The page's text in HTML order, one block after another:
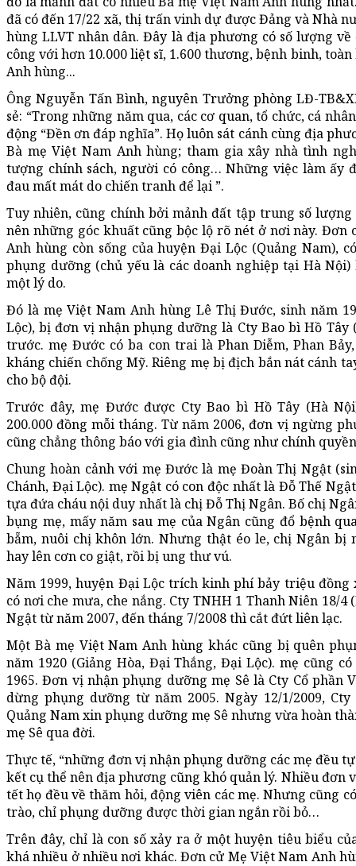
đã có đến 17/22 xã, thị trấn vinh dự được Đảng và Nhà
hùng LLVT nhân dân. Đây là địa phương có số lượng
công với hơn 10.000 liệt sĩ, 1.600 thương, bệnh binh,
Anh hùng...
Ông Nguyễn Tấn Bình, nguyên Trưởng phòng LĐ-
sẻ: “Trong những năm qua, các cơ quan, tổ chức, cá
động “Đền ơn đáp nghĩa”. Họ luôn sát cánh cùng địa
Bà mẹ Việt Nam Anh hùng; tham gia xây nhà tình
tượng chính sách, người có công… Những việc làm ấy
đau mất mát do chiến tranh để lại ”.
Tuy nhiên, cũng chính bởi mảnh đất tập trung số
nên những góc khuất cũng bộc lộ rõ nét ở nơi này. Đơn
Anh hùng còn sống của huyện Đại Lộc (Quảng Nam),
phụng dưỡng (chủ yếu là các doanh nghiệp tại Hà
một lý do.
Đó là mẹ Việt Nam Anh hùng Lê Thị Đước, sinh năm
Lộc), bị đơn vị nhận phụng dưỡng là Cty Bao bì Hồ
trước. mẹ Đước có ba con trai là Phan Diễm, Phan
kháng chiến chống Mỹ. Riêng mẹ bị địch bắn nát cánh
cho bộ đội.
Trước đây, mẹ Đước được Cty Bao bì Hồ Tây (Hà
200.000 đồng mỗi tháng. Từ năm 2006, đơn vị ngừng
cũng chẳng thông báo với gia đình cũng như chính
Chung hoàn cảnh với mẹ Đước là mẹ Đoàn Thị Ngật
Chánh, Đại Lộc). mẹ Ngật có con độc nhất là Đỗ Thế
tựa đứa cháu nội duy nhất là chị Đỗ Thị Ngân. Bố chị
bụng mẹ, mấy năm sau mẹ của Ngân cũng đổ bệnh
bẵm, nuôi chị khôn lớn. Nhưng thật éo le, chị Ngân bị
hay lên cơn co giật, rồi bị ung thư vú.
Năm 1999, huyện Đại Lộc trích kinh phí bảy triệu
có nơi che mưa, che nắng. Cty TNHH 1 Thanh Niên 18/
Ngật từ năm 2007, đến tháng 7/2008 thì cắt đứt liên lạc.
Một Bà mẹ Việt Nam Anh hùng khác cũng bị quên
năm 1920 (Giảng Hòa, Đại Thắng, Đại Lộc). mẹ cũng
1965. Đơn vị nhận phụng dưỡng mẹ Sê là Cty Cổ phần
dừng phụng dưỡng từ năm 2005. Ngày 12/1/2009,
Quảng Nam xin phụng dưỡng mẹ Sê nhưng vừa hoàn
mẹ Sê qua đời.
Thực tế, “những đơn vị nhận phụng dưỡng các mẹ đều
kết cụ thể nên địa phương cũng khó quản lý. Nhiều đơn
tết họ đều về thăm hỏi, động viên các mẹ. Nhưng cũng
trào, chỉ phụng dưỡng được thời gian ngắn rồi bỏ…
Trên đây, chỉ là con số xảy ra ở một huyện tiêu biểu
khá nhiều ở nhiều nơi khác. Đơn cử Mẹ Việt Nam Anh